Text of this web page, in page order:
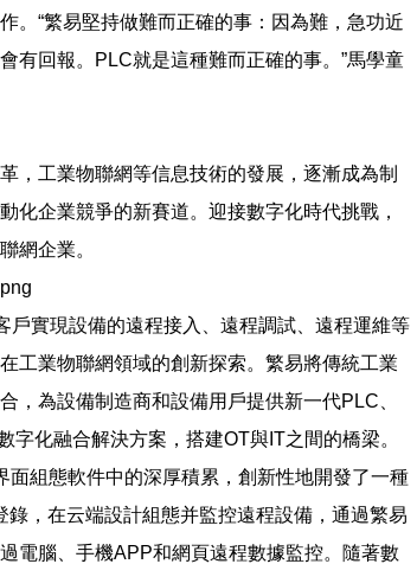
。“繁易堅持做難而正確的事：因為難，急功近
有回報。PLC就是這種難而正確的事。”馬學童
，工業物聯網等信息技術的發展，逐漸成為制
化企業競爭的新賽道。迎接數字化時代挑戰，
網企業。
實現設備的遠程接入、遠程調試、遠程運維等
工業物聯網領域的創新探索。繁易將傳統工業
，為設備制造商和設備用戶提供新一代PLC、
化融合解決方案，搭建OT與IT之間的橋梁。
組態軟件中的深厚積累，創新性地開發了一種
，在云端設計組態并監控遠程設備，通過繁易
電腦、手機APP和網頁遠程數據監控。隨著數